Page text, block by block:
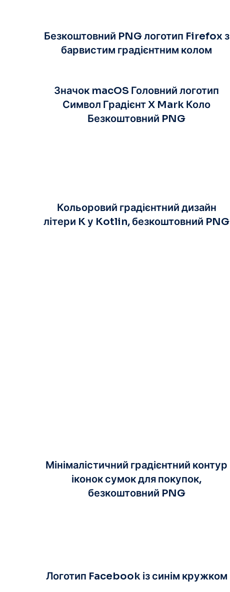
Безкоштовний PNG логотип Firefox з
барвистим градієнтним колом
Значок macOS Головний логотип
Символ Градієнт X Mark Коло
Безкоштовний PNG
Кольоровий градієнтний дизайн
літери K у Kotlin, безкоштовний PNG
Мінімалістичний градієнтний контур
іконок сумок для покупок,
безкоштовний PNG
Логотип Facebook із синім кружком